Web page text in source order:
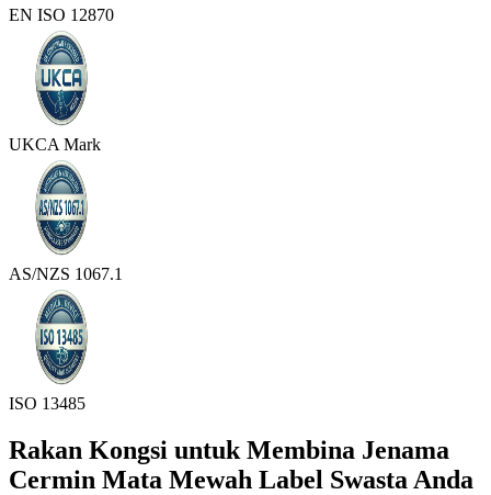
EN ISO 12870
UKCA Mark
AS/NZS 1067.1
ISO 13485
Rakan Kongsi untuk Membina Jenama
Cermin Mata Mewah Label Swasta Anda